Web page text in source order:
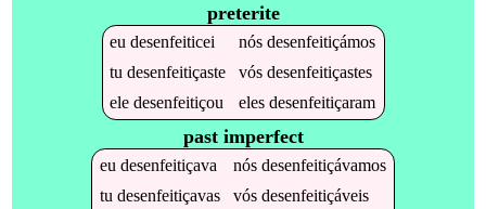
preterite
eudesenfeiticei nósdesenfeitiçámos
tudesenfeitiçaste vósdesenfeitiçastes
eledesenfeitiçou elesdesenfeitiçaram
past imperfect
eu desenfeitiçava nós desenfeitiçávamos
tu desenfeitiçavas vós desenfeitiçáveis